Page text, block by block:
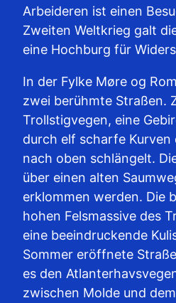
Arbeideren ist einen
Zweiten Weltkrieg galt
eine Hochburg für
In der Fylke Møre og
zwei berühmte Straßen.
Trollstigvegen, eine
durch elf scharfe Kurven
nach oben schlängelt.
über einen alten
erklommen werden. Die
hohen Felsmassive des
eine beeindruckende
Sommer eröffnete
es den
zwischen Molde und